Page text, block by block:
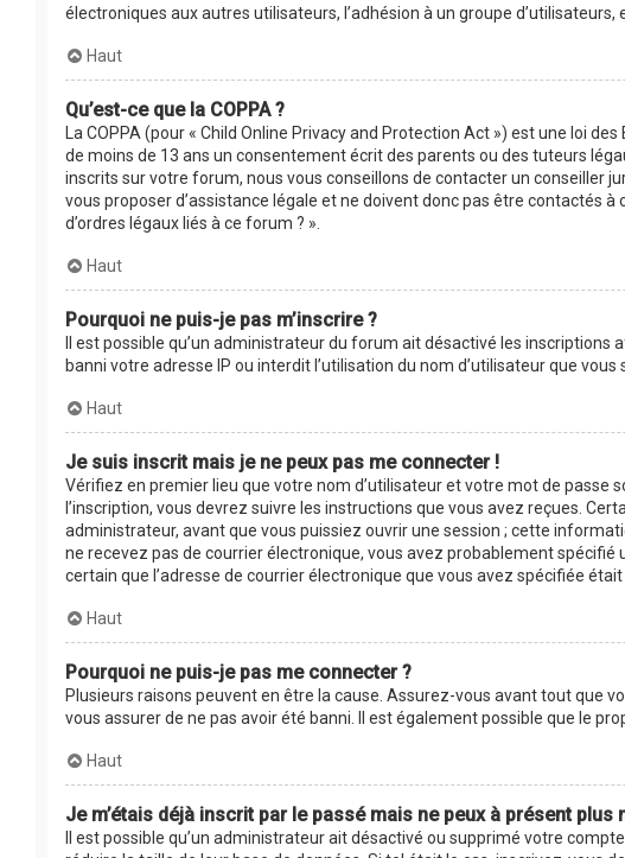
électroniques aux autres utilisateurs, l’adhésion à un groupe
Haut
Qu’est-ce que la COPPA ?
La COPPA (pour « Child Online Privacy and Protection Act ») est une loi
de moins de 13 ans un consentement écrit des parents ou des tuteurs
inscrits sur votre forum, nous vous conseillons de contacter un conseiller
vous proposer d’assistance légale et ne doivent donc pas être contactés
d’ordres légaux liés à ce forum ? ».
Haut
Pourquoi ne puis-je pas m’inscrire ?
Il est possible qu’un administrateur du forum ait désactivé les
banni votre adresse IP ou interdit l’utilisation du nom d’utilisateur que
Haut
Je suis inscrit mais je ne peux pas me connecter !
Vérifiez en premier lieu que votre nom d’utilisateur et votre mot de passe
l’inscription, vous devrez suivre les instructions que vous avez reçues.
administrateur, avant que vous puissiez ouvrir une session ; cette
ne recevez pas de courrier électronique, vous avez probablement
certain que l’adresse de courrier électronique que vous avez spécifiée
Haut
Pourquoi ne puis-je pas me connecter ?
Plusieurs raisons peuvent en être la cause. Assurez-vous avant tout que
vous assurer de ne pas avoir été banni. Il est également possible que le
Haut
Je m’étais déjà inscrit par le passé mais ne peux à présent plus
Il est possible qu’un administrateur ait désactivé ou supprimé votre